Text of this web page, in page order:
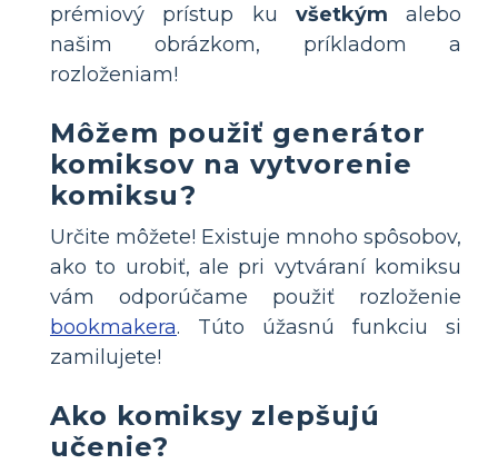
prémiový prístup ku všetkým alebo
našim obrázkom, príkladom a
rozloženiam!
Môžem použiť generátor
komiksov na vytvorenie
komiksu?
Určite môžete! Existuje mnoho spôsobov,
ako to urobiť, ale pri vytváraní komiksu
vám odporúčame použiť rozloženie
bookmakera. Túto úžasnú funkciu si
zamilujete!
Ako komiksy zlepšujú
učenie?